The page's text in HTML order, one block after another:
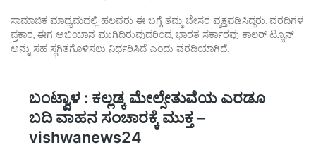
ಸಾಮಾಜಿಕ ಮಾಧ್ಯಮದಲ್ಲಿ ಹಲವರು ಈ ಬಗ್ಗೆ ತಮ್ಮ ಬೇಸರ ವ್ಯಕ್ತಪಡಿಸಿದ್ದರು. ವರದಿಗಳ
ಪ್ರಕಾರ, ಈಗ ಅಭಿಯಾನ ಮುಗಿದಿರುವುದರಿಂದ, ಭಾರತ ಸರ್ಕಾರವು ಕಾಲರ್ ಟ್ಯೂನ್
ಅನ್ನು ಸಹ ಸ್ಥಗಿತಗೊಳಿಸಲು ನಿರ್ಧರಿಸಿದೆ ಎಂದು ವರದಿಯಾಗಿದೆ.